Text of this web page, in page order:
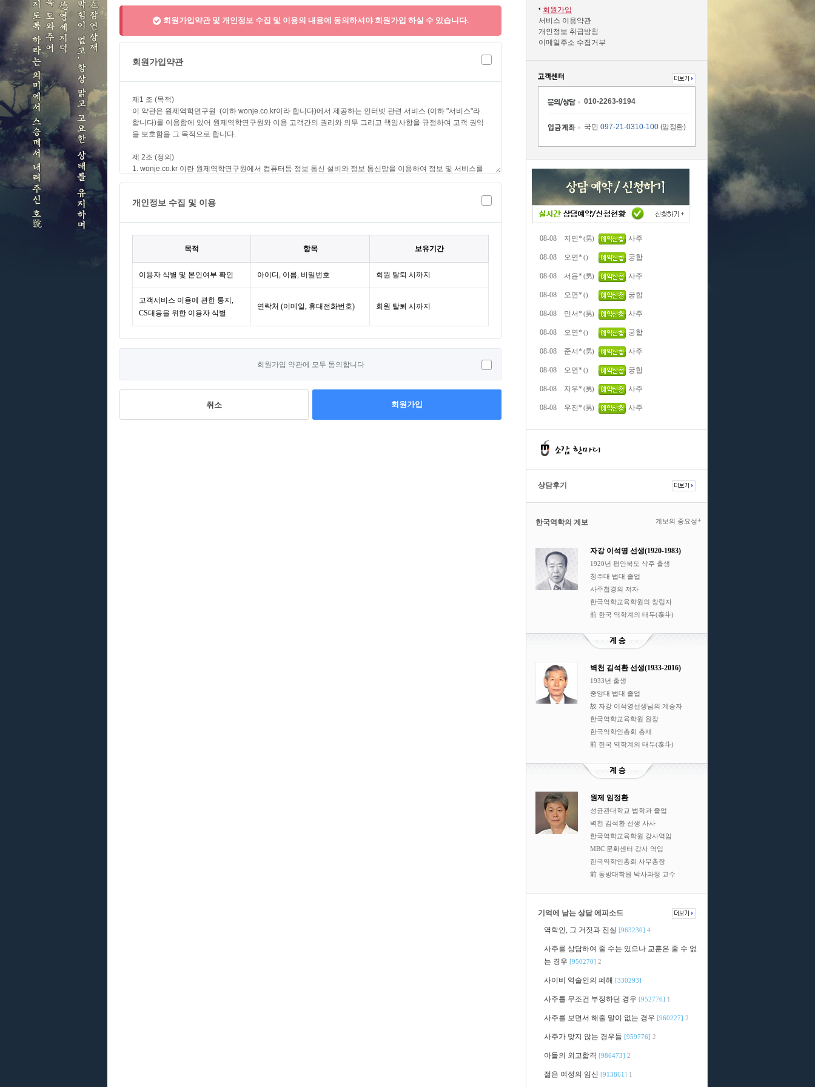
회원가입약관 및 개인정보 수집 및 이용의 내용에 동의하셔야 회원가입 하실 수 있습니다.
회원가입약관
개인정보 수집 및 이용
목적 항목 보유기간
이용자 식별 및 본인여부 확인 아이디, 이름, 비밀번호 회원 탈퇴 시까지
고객서비스 이용에 관한 통지,
CS대응을 위한 이용자 식별
연락처 (이메일, 휴대전화번호) 회원 탈퇴 시까지
회원가입 약관에 모두 동의합니다
취소 회원가입
회원가입
서비스 이용약관
개인정보 취급방침
이메일주소 수집거부
010-2263-9194
국민 097-21-0310-100 (임정환)
08-08 지민*(男) 사주
08-08 오연*() 궁합
08-08 서윤*(男) 사주
08-08 오연*() 궁합
08-08 민서*(男) 사주
08-08 오연*() 궁합
08-08 준서*(男) 사주
08-08 오연*() 궁합
08-08 지우*(男) 사주
08-08 우진*(男) 사주
상담후기
+
계보의 중요성
한국역학의 계보
자강 이석영 선생(1920-1983)
1920년 평안북도 삭주 출생
청주대 법대 졸업
사주첩경의 저자
한국역학교육학원의 창립자
前 한국 역학계의 태두(泰斗)
벽천 김석환 선생(1933-2016)
1933년 출생
중앙대 법대 졸업
故 자강 이석영선생님의 계승자
한국역학교육학원 원장
한국역학인총회 총재
前 한국 역학계의 태두(泰斗)
원제 임정환
성균관대학교 법학과 졸업
벽천 김석환 선생 사사
한국역학교육학원 강사역임
MBC 문화센터 강사 역임
한국역학인총회 사무총장
前 동방대학원 박사과정 교수
기억에 남는 상담 에피소드
역학인, 그 거짓과 진실 [963230] 4
사주를 상담하여 줄 수는 있으나 교훈은 줄 수 없
는 경우 [950270] 2
사이비 역술인의 폐해 [330293]
사주를 무조건 부정하던 경우 [952776] 1
사주를 보면서 해줄 말이 없는 경우 [960227] 2
사주가 맞지 않는 경우들 [959776] 2
아들의 외고합격 [986473] 2
젊은 여성의 임신 [913861] 1